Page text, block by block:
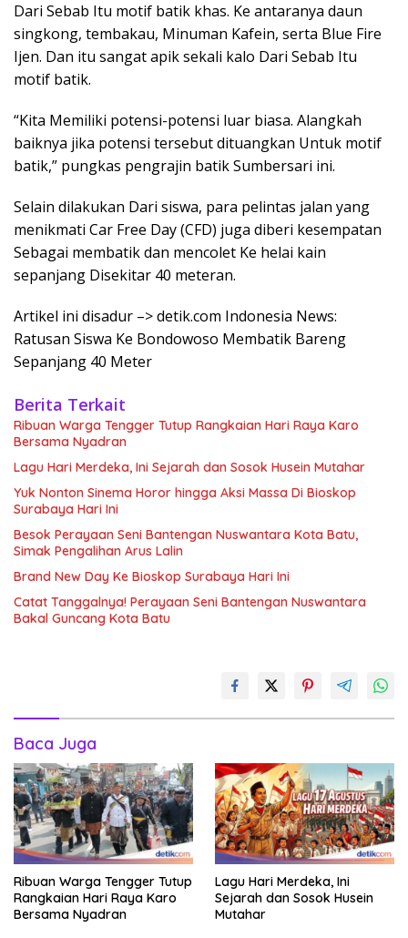
Dari Sebab Itu motif batik khas. Ke antaranya daun
singkong, tembakau, Minuman Kafein, serta Blue Fire
Ijen. Dan itu sangat apik sekali kalo Dari Sebab Itu
motif batik.
“Kita Memiliki potensi-potensi luar biasa. Alangkah
baiknya jika potensi tersebut dituangkan Untuk motif
batik,” pungkas pengrajin batik Sumbersari ini.
Selain dilakukan Dari siswa, para pelintas jalan yang
menikmati Car Free Day (CFD) juga diberi kesempatan
Sebagai membatik dan mencolet Ke helai kain
sepanjang Disekitar 40 meteran.
Artikel ini disadur –> detik.com Indonesia News:
Ratusan Siswa Ke Bondowoso Membatik Bareng
Sepanjang 40 Meter
Berita Terkait
Ribuan Warga Tengger Tutup Rangkaian Hari Raya Karo
Bersama Nyadran
Lagu Hari Merdeka, Ini Sejarah dan Sosok Husein Mutahar
Yuk Nonton Sinema Horor hingga Aksi Massa Di Bioskop
Surabaya Hari Ini
Besok Perayaan Seni Bantengan Nuswantara Kota Batu,
Simak Pengalihan Arus Lalin
Brand New Day Ke Bioskop Surabaya Hari Ini
Catat Tanggalnya! Perayaan Seni Bantengan Nuswantara
Bakal Guncang Kota Batu
Baca Juga
Ribuan Warga Tengger Tutup
Rangkaian Hari Raya Karo
Bersama Nyadran
Lagu Hari Merdeka, Ini
Sejarah dan Sosok Husein
Mutahar